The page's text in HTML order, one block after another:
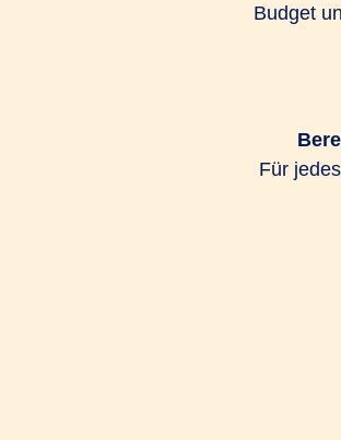
Flexible Lösungen für
Schwerpunktsetzung
Budget
Für